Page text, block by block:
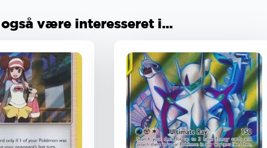
være interesseret i...